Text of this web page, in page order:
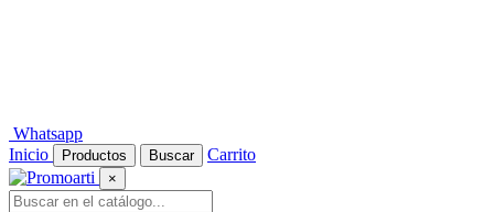
Whatsapp
Inicio
Productos Buscar Carrito
×